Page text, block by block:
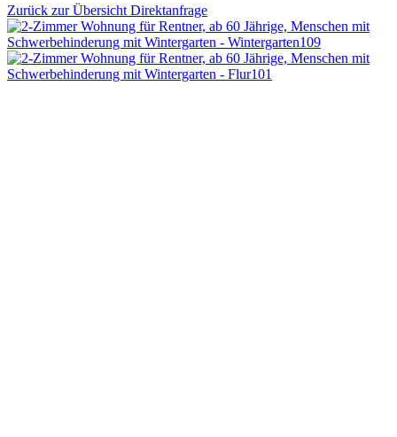
Zurück zur Übersicht Direktanfrage